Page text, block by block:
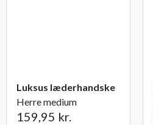
Luksus læderhandske
Herre medium
159,95 kr.